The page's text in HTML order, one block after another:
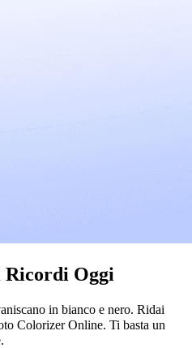
Ricordi Oggi
in bianco e nero. Ridai
Colorizer Online. Ti basta un